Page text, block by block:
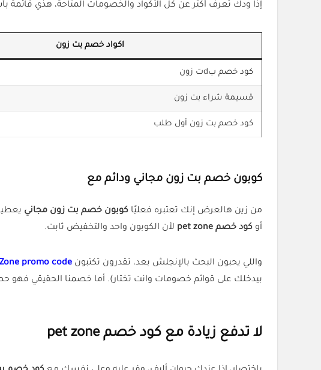
إذا ودك تعرف أكثر عن كل الأكواد والخصومات المتاحة، هذي
اكواد خصم بت زون
كود خصم بdت زون
قسيمة شراء بت زون
كود خصم بت زون أول طلب
كوبون خصم بت زون مجاني ودائم مع
من زين هالعرض إنك تعتبره فعليًا كوبون خصم بت زون مجاني
أو كود خصم pet zone لأن الكوبون واحد والتخفيض ثابت.
واللي يحبون البحث بالإنجلش بعد، تقدرون تكتبون promo code
بيدخلك على قوائم خصومات وانت تختار). أما خصمنا الحقيقي فهو
لا تدفع زيادة مع كود خصم pet zone